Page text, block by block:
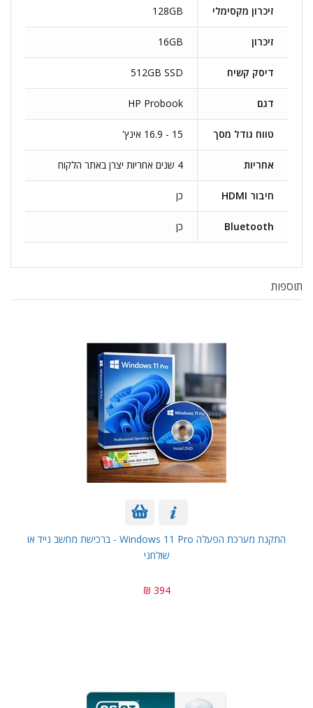
זיכרון מקסימלי 128GB
זיכרון 16GB
דיסק קשיח 512GB SSD
דגם HP Probook
טווח גודל מסך 15 - 16.9 אינץ'
אחריות 4 שנים אחריות יצרן באתר הלקוח
חיבור HDMI כן
Bluetooth כן
תוספות
התקנת מערכת הפעלה Windows 11 Pro - ברכישת מחשב נייד או
שולחני
394 ₪